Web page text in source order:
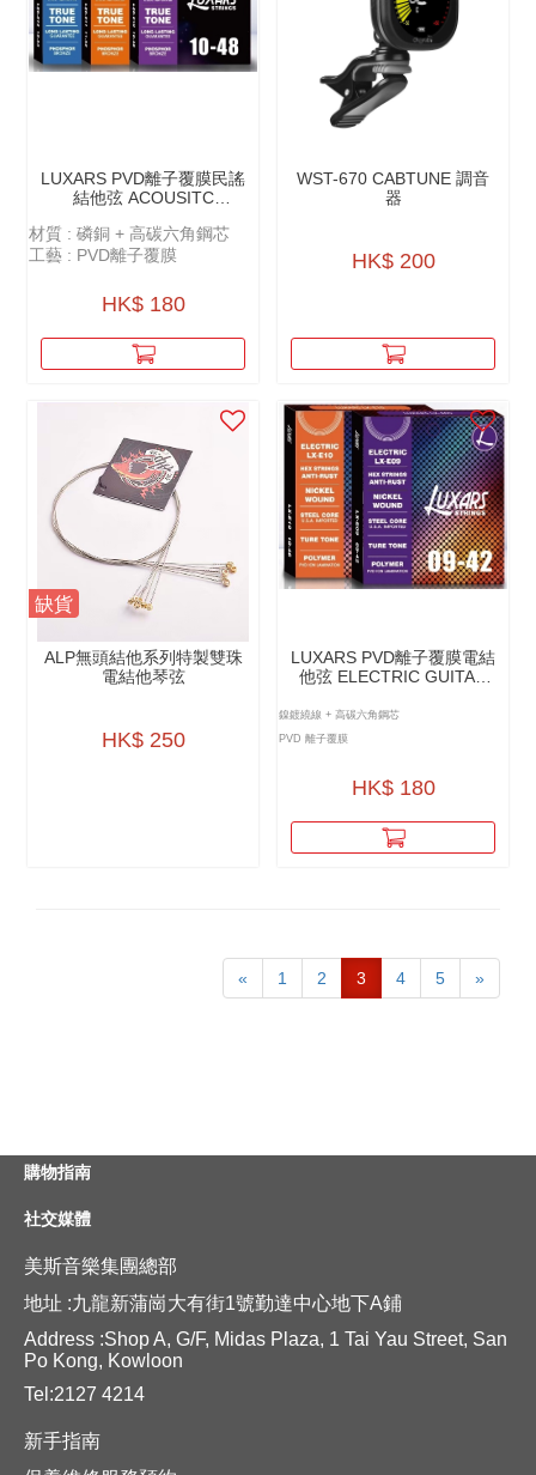
LUXARS PVD離⼦覆膜民謠
結他弦 ACOUSITC
LON COATING - LX6
材質 : 磷銅 + 高碳六角鋼芯
工藝 : PVD離子覆膜
HK$ 180
WST-670 CABTUNE 調音
器
HK$ 200
缺貨
ALP無頭結他系列特製雙珠
電結他琴弦
HK$ 250
LUXARS PVD離⼦覆膜電結
他弦 ELECTRIC GUITAR
COATING - LX-E
鎳鍍繞線 + 高碳六角鋼芯
PVD 離子覆膜
HK$ 180
« 1 2 3 4 5 »
購物指南
社交媒體
美斯音樂集團總部
地址 :九龍新蒲崗大有街1號勤達中心地下A鋪
Address :Shop A, G/F, Midas Plaza, 1 Tai Yau Street, San
Po Kong, Kowloon
Tel:2127 4214
新手指南